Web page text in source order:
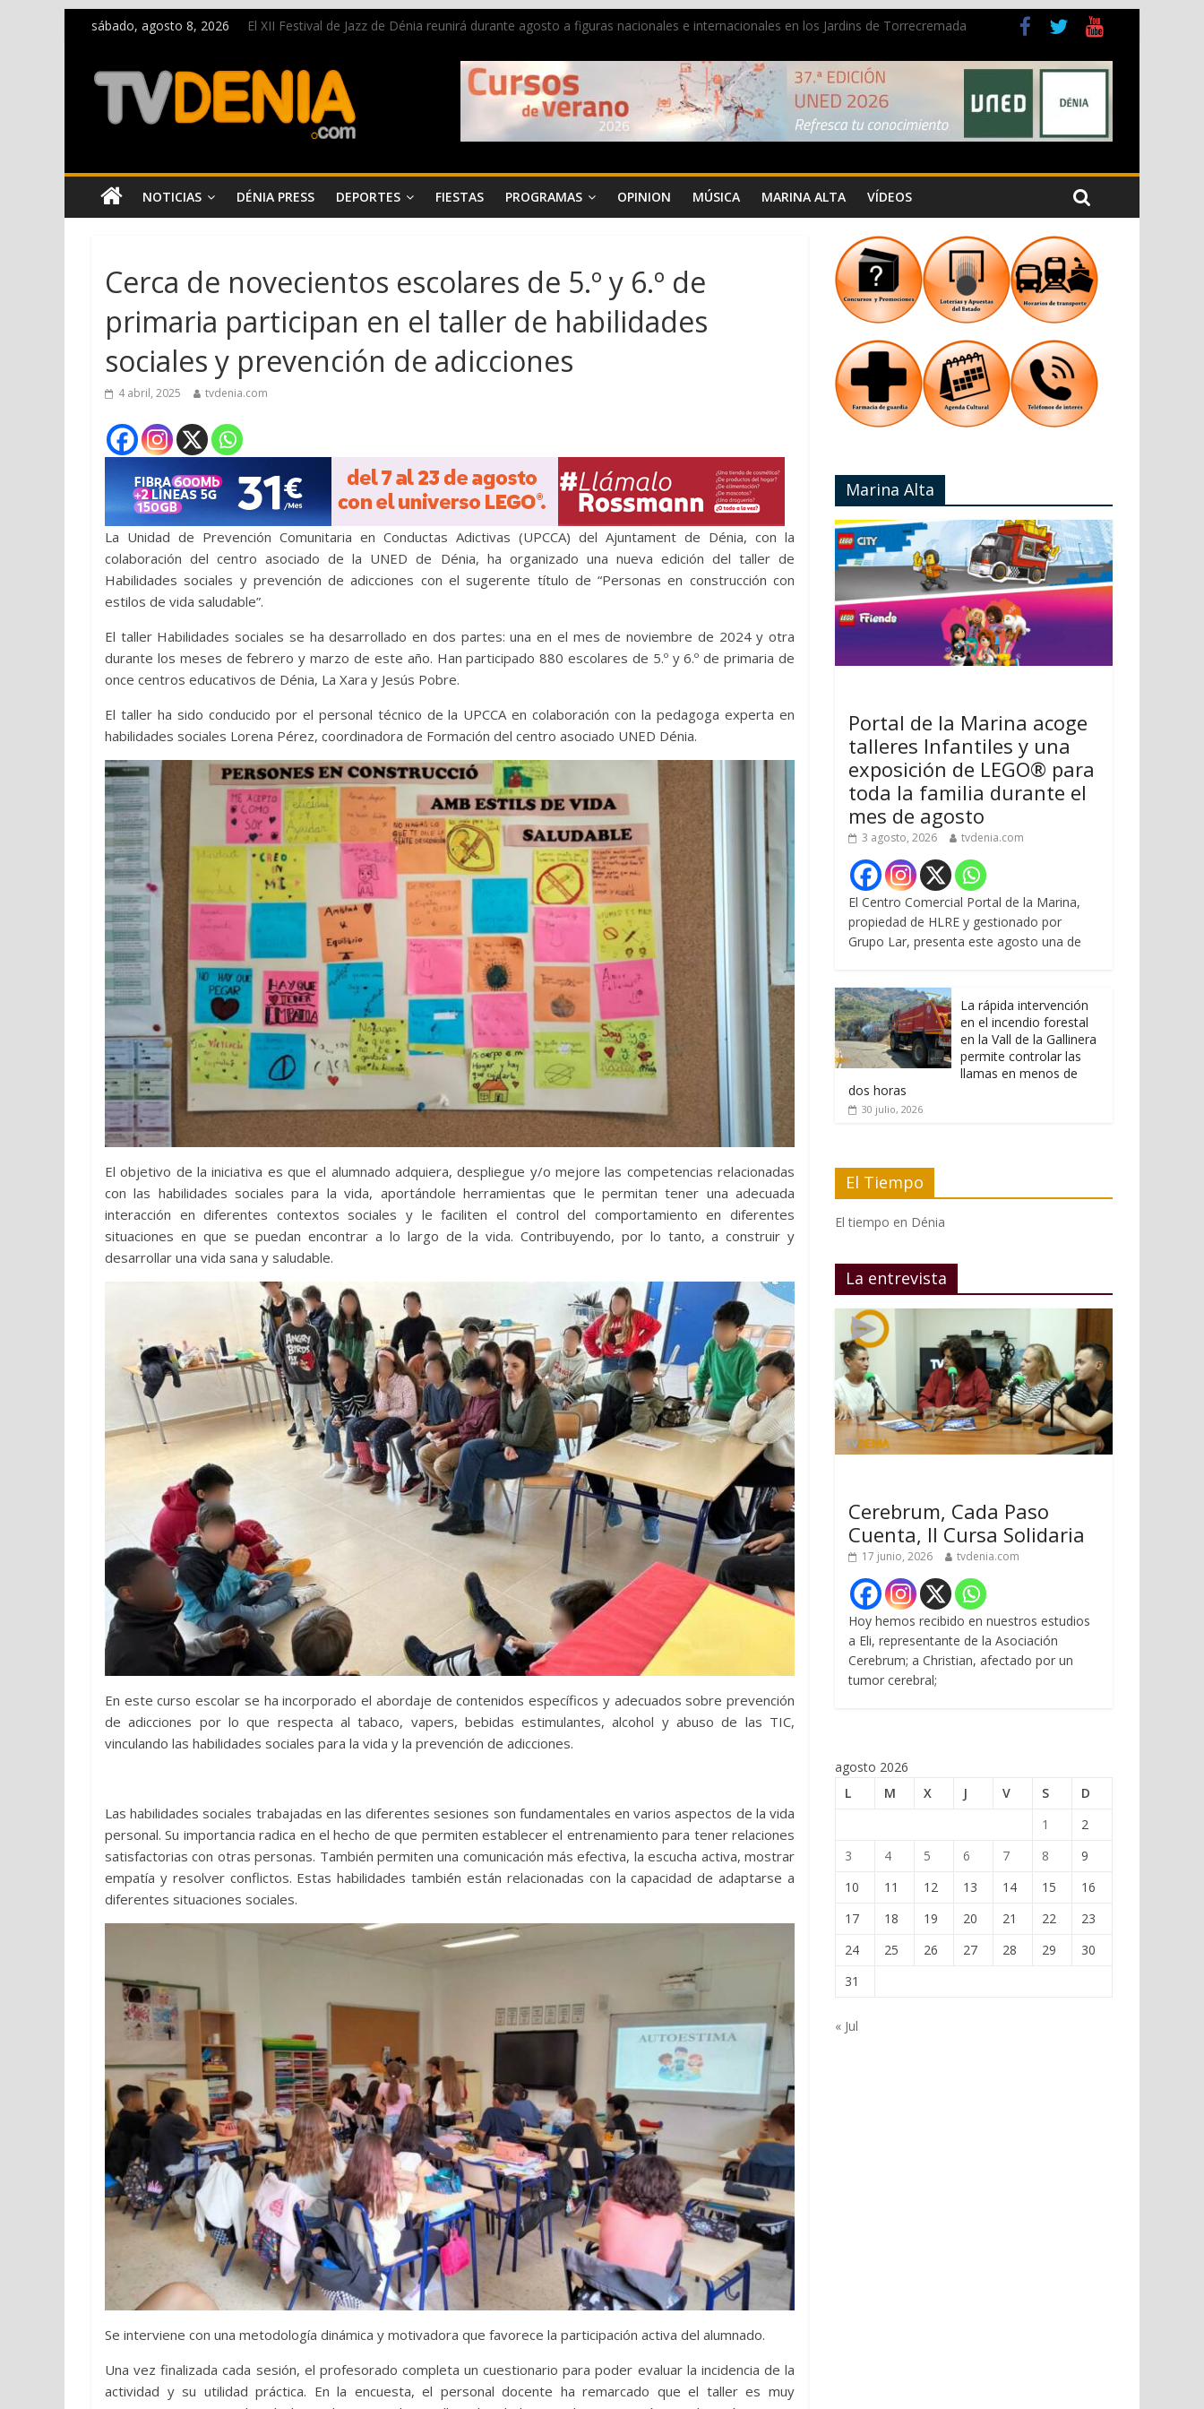
sábado, agosto 8, 2026
El XII Festival de Jazz de Dénia reunirá durante agosto a figuras nacionales e internacionales en los Jardins de Torrecremada
El bando moro protagonista en la Segunda Entraeta Festera
Paco Adsuar dona al Arxiu de Dénia más de 50.000 imágenes de la memoria visual de la ciudad
La Entraeta Festera llena de ambiente la calle Marqués de Campo con la recepción a la Capitanía Cristiana
NOTICIAS DÉNIA PRESS DEPORTES FIESTAS PROGRAMAS OPINION MÚSICA MARINA ALTA VÍDEOS
Cerca de novecientos escolares de 5.º y 6.º de
primaria participan en el taller de habilidades
sociales y prevención de adicciones
4 abril, 2025 tvdenia.com
La Unidad de Prevención Comunitaria en Conductas Adictivas (UPCCA) del Ajuntament de Dénia, con la
colaboración del centro asociado de la UNED de Dénia, ha organizado una nueva edición del taller de
Habilidades sociales y prevención de adicciones con el sugerente título de “Personas en construcción con
estilos de vida saludable”.
El taller Habilidades sociales se ha desarrollado en dos partes: una en el mes de noviembre de 2024 y otra
durante los meses de febrero y marzo de este año. Han participado 880 escolares de 5.º y 6.º de primaria de
once centros educativos de Dénia, La Xara y Jesús Pobre.
El taller ha sido conducido por el personal técnico de la UPCCA en colaboración con la pedagoga experta en
habilidades sociales Lorena Pérez, coordinadora de Formación del centro asociado UNED Dénia.
El objetivo de la iniciativa es que el alumnado adquiera, despliegue y/o mejore las competencias relacionadas
con las habilidades sociales para la vida, aportándole herramientas que le permitan tener una adecuada
interacción en diferentes contextos sociales y le faciliten el control del comportamiento en diferentes
situaciones en que se puedan encontrar a lo largo de la vida. Contribuyendo, por lo tanto, a construir y
desarrollar una vida sana y saludable.
En este curso escolar se ha incorporado el abordaje de contenidos específicos y adecuados sobre prevención
de adicciones por lo que respecta al tabaco, vapers, bebidas estimulantes, alcohol y abuso de las TIC,
vinculando las habilidades sociales para la vida y la prevención de adicciones.
Las habilidades sociales trabajadas en las diferentes sesiones son fundamentales en varios aspectos de la vida
personal. Su importancia radica en el hecho de que permiten establecer el entrenamiento para tener relaciones
satisfactorias con otras personas. También permiten una comunicación más efectiva, la escucha activa, mostrar
empatía y resolver conflictos. Estas habilidades también están relacionadas con la capacidad de adaptarse a
diferentes situaciones sociales.
Se interviene con una metodología dinámica y motivadora que favorece la participación activa del alumnado.
Una vez finalizada cada sesión, el profesorado completa un cuestionario para poder evaluar la incidencia de la
actividad y su utilidad práctica. En la encuesta, el personal docente ha remarcado que el taller es muy
Marina Alta
Portal de la Marina acoge
talleres Infantiles y una
exposición de LEGO® para
toda la familia durante el
mes de agosto
3 agosto, 2026 tvdenia.com
El Centro Comercial Portal de la Marina,
propiedad de HLRE y gestionado por
Grupo Lar, presenta este agosto una de
La rápida intervención
en el incendio forestal
en la Vall de la Gallinera
permite controlar las
llamas en menos de
dos horas
30 julio, 2026
El Tiempo
El tiempo en Dénia
La entrevista
Cerebrum, Cada Paso
Cuenta, II Cursa Solidaria
17 junio, 2026 tvdenia.com
Hoy hemos recibido en nuestros estudios
a Eli, representante de la Asociación
Cerebrum; a Christian, afectado por un
tumor cerebral;
agosto 2026
L
M X J V S
D
1
2
3
4 5 6 7 8
9
10
11 12 13 14 15
16
17
18 19 20 21 22
23
24
25 26 27 28 29
30
31
« Jul